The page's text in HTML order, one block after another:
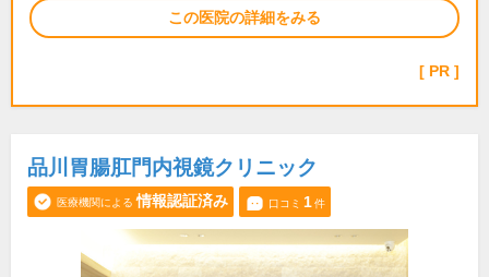
この医院の詳細をみる
PR
品川胃腸肛門内視鏡クリニック
医療機関による 情報認証済み 口コミ 1件